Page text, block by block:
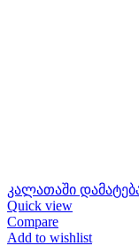
კალათაში
Quick view
Compare
Add to wishlist